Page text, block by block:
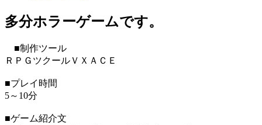
多分ホラーゲームです。
■制作ツール
ＲＰＧツクールＶＸＡＣＥ
■プレイ時間
5～10分
■ゲーム紹介文